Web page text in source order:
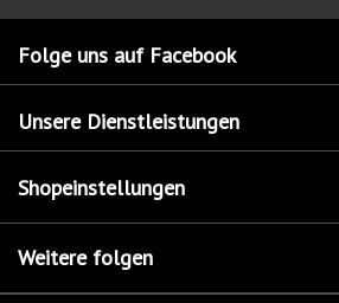
Folge uns auf Facebook
Unsere Dienstleistungen
Shopeinstellungen
Weitere folgen